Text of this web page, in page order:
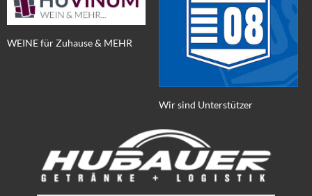
WEINE für Zuhause & MEHR
Wir sind Unterstützer